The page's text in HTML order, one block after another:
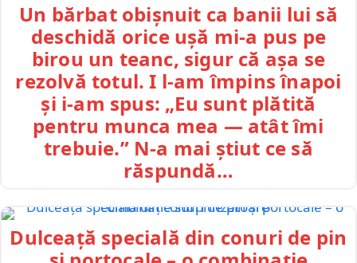
Un bărbat obișnuit ca banii lui să
deschidă orice ușă mi-a pus pe
birou un teanc, sigur că așa se
rezolvă totul. I l-am împins înapoi
și i-am spus: „Eu sunt plătită
pentru munca mea — atât îmi
trebuie.” N-a mai știut ce să
răspundă…
Dulceață specială din conuri de pin